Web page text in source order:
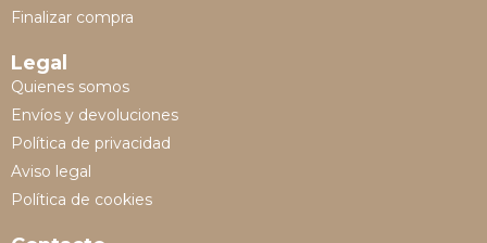
Finalizar compra
Legal
Quienes somos
Envíos y devoluciones
Política de privacidad
Aviso legal
Política de cookies